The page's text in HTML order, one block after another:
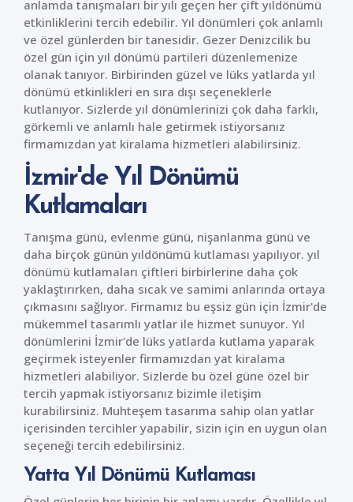
anlamda tanışmaları bir yılı geçen her çift yıldönümü
etkinliklerini tercih edebilir. Yıl dönümleri çok anlamlı
ve özel günlerden bir tanesidir. Gezer Denizcilik bu
özel gün için yıl dönümü partileri düzenlemenize
olanak tanıyor. Birbirinden güzel ve lüks yatlarda yıl
dönümü etkinlikleri en sıra dışı seçeneklerle
kutlanıyor. Sizlerde yıl dönümlerinizi çok daha farklı,
görkemli ve anlamlı hale getirmek istiyorsanız
firmamızdan yat kiralama hizmetleri alabilirsiniz.
İzmir'de Yıl Dönümü
Kutlamaları
Tanışma günü, evlenme günü, nişanlanma günü ve
daha birçok günün yıldönümü kutlaması yapılıyor. yıl
dönümü kutlamaları çiftleri birbirlerine daha çok
yaklaştırırken, daha sıcak ve samimi anlarında ortaya
çıkmasını sağlıyor. Firmamız bu eşsiz gün için İzmir'de
mükemmel tasarımlı yatlar ile hizmet sunuyor. Yıl
dönümlerini İzmir'de lüks yatlarda kutlama yaparak
geçirmek isteyenler firmamızdan yat kiralama
hizmetleri alabiliyor. Sizlerde bu özel güne özel bir
tercih yapmak istiyorsanız bizimle iletişim
kurabilirsiniz. Muhteşem tasarıma sahip olan yatlar
içerisinden tercihler yapabilir, sizin için en uygun olan
seçeneği tercih edebilirsiniz.
Yatta Yıl Dönümü Kutlaması